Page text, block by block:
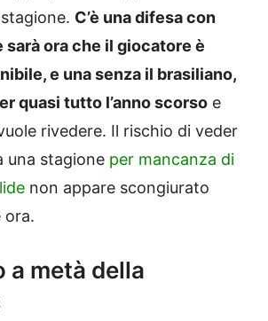
C’è una difesa con
sarà ora che il giocatore è
e una senza il brasiliano,
quasi tutto l’anno scorso e
rivedere. Il rischio di veder
una stagione per mancanza di
non appare scongiurato
ora.
a metà della